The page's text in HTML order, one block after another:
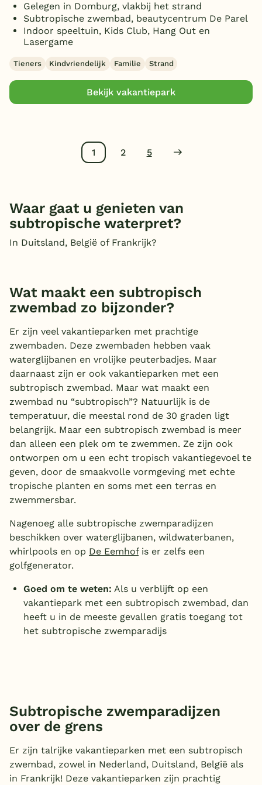
Gelegen in Domburg, vlakbij het strand
Subtropische zwembad, beautycentrum De Parel
Indoor speeltuin, Kids Club, Hang Out en
Lasergame
Tieners Kindvriendelijk Familie Strand
Bekijk vakantiepark
1 2 5
Waar gaat u genieten van
subtropische waterpret?
In Duitsland, België of Frankrijk?
Wat maakt een subtropisch
zwembad zo bijzonder?
Er zijn veel vakantieparken met prachtige
zwembaden. Deze zwembaden hebben vaak
waterglijbanen en vrolijke peuterbadjes. Maar
daarnaast zijn er ook vakantieparken met een
subtropisch zwembad. Maar wat maakt een
zwembad nu “subtropisch”? Natuurlijk is de
temperatuur, die meestal rond de 30 graden ligt
belangrijk. Maar een subtropisch zwembad is meer
dan alleen een plek om te zwemmen. Ze zijn ook
ontworpen om u een echt tropisch vakantiegevoel te
geven, door de smaakvolle vormgeving met echte
tropische planten en soms met een terras en
zwemmersbar.
Nagenoeg alle subtropische zwemparadijzen
beschikken over waterglijbanen, wildwaterbanen,
whirlpools en op De Eemhofis er zelfs een
golfgenerator.
Goed om te weten: Als u verblijft op een
vakantiepark met een subtropisch zwembad, dan
heeft u in de meeste gevallen gratis toegang tot
het subtropische zwemparadijs
Subtropische zwemparadijzen
over de grens
Er zijn talrijke vakantieparken met een subtropisch
zwembad, zowel in Nederland, Duitsland, België als
in Frankrijk! Deze vakantieparken zijn prachtig